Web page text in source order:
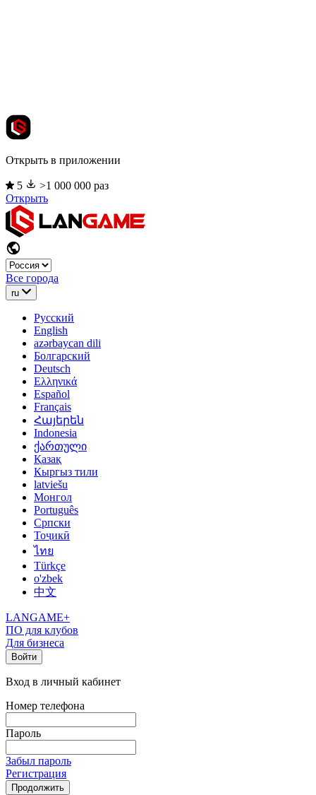
Открыть в приложении
5
>1 000 000 раз
Открыть
Все города
ru
Русский
English
azərbaycan dili
Болгарский
Deutsch
Ελληνικά
Español
Français
Հայերեն
Indonesia
ქართული
Қазақ
Кыргыз тили
latviešu
Монгол
Português
Српски
Тоҷикӣ
ไทย
Türkçe
o'zbek
中文
LANGAME+
ПО для клубов
Для бизнеса
Войти
Вход в личный кабинет
Номер телефона
Пароль
Забыл пароль
Регистрация
Продолжить